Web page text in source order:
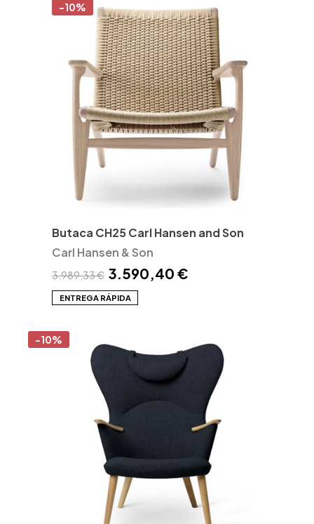
-10%
Butaca CH25 Carl Hansen and Son
Carl Hansen & Son
3.989,33 € 3.590,40 €
ENTREGA RÁPIDA
-10%